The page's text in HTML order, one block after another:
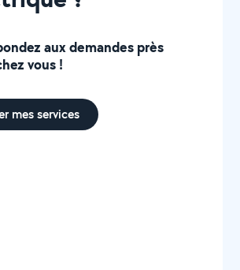
aux demandes près
vous !
mes services